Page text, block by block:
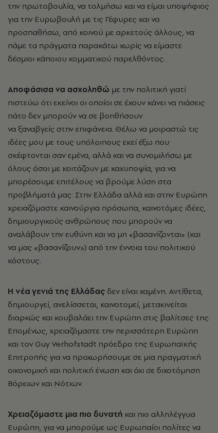
την πρωτοβουλία, να τολμήσω και να είμαι υποψήφιος
για την Ευρωβουλή με τις Γέφυρες και να
προσπαθήσω, από κοινού με αρκετούς άλλους, να
πάμε τα πράγματα παρακάτω χωρίς να είμαστε
δέσμιοι κάποιου κομματικού παρελθόντος.
Αποφάσισα να ασχοληθώ με την πολιτική γιατί
πιστεύω ότι εκείνοι οι οποίοι σε έχουν κάνει να πιάσεις
πάτο δεν μπορούν να σε βοηθήσουν
να ξαναβγείς στην επιφάνεια. Θέλω να μοιραστώ τις
ιδέες μου με τους υπόλοιπους εκεί έξω που
σκέφτονται σαν εμένα, αλλά και να συνομιλήσω με
όλους όσοι με κοιτάζουν με καχυποψία, για να
μπορέσουμε επιτέλους να βρούμε λύση στα
προβλήματά μας. Στην Ελλάδα αλλά και στην Ευρώπη
χρειαζόμαστε καινούργια πρόσωπα, καινοτόμες ιδέες,
δημιουργικούς ανθρώπους που μπορούν να
αναλάβουν την ευθύνη και να μη «βασανίζονται» (και
να μας «βασανίζουν») από την έννοια του πολιτικού
κόστους.
Η νέα γενιά της Ελλάδας δεν είναι χαμένη. Αντίθετα,
δημιουργεί, ανελίσσεται, καινοτομεί, μετακινείται
διαρκώς και κουβαλάει την Ευρώπη στις βαλίτσες της.
Επομένως, χρειαζόμαστε την περισσότερη Ευρώπη
και τον Guy Verhofstadt πρόεδρο της Ευρωπαϊκής
Επιτροπής για να προχωρήσουμε σε μια πραγματική
οικονομική και πολιτική ένωση και όχι σε διχοτόμηση
Βόρειων και Νότιων.
Χρειαζόμαστε μια πιο δυνατή και πιο αλληλέγγυα
Ευρώπη, για να μπορούμε ως Ευρωπαίοι πολίτες να